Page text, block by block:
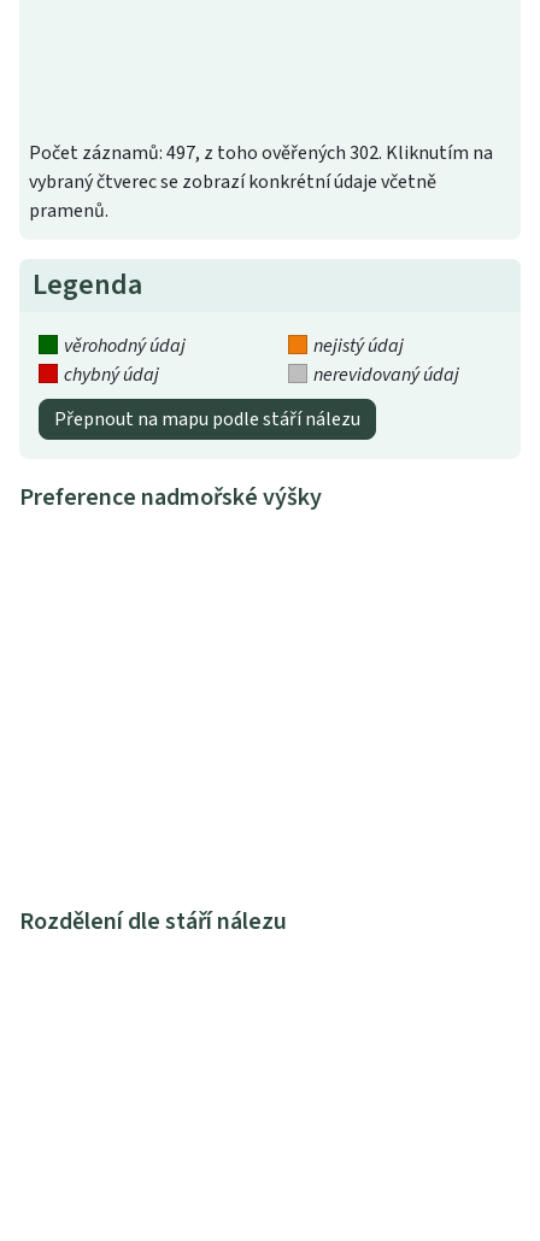
Počet záznamů: 497, z toho ověřených 302. Kliknutím na
vybraný čtverec se zobrazí konkrétní údaje včetně
pramenů.
Legenda
věrohodný údaj
nejistý údaj
chybný údaj
nerevidovaný údaj
Přepnout na mapu podle stáří nálezu
Preference nadmořské výšky
Rozdělení dle stáří nálezu